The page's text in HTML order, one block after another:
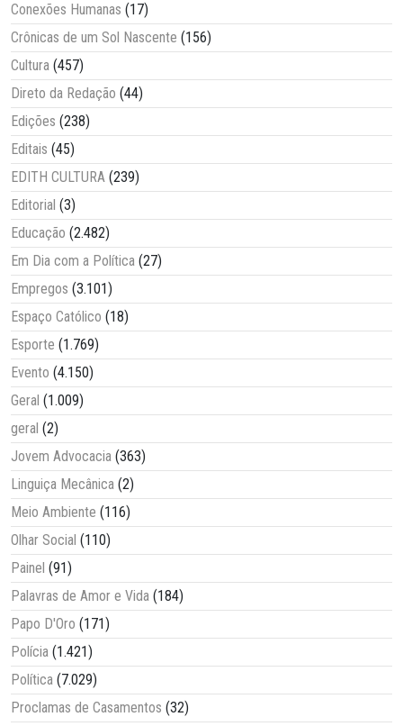
Conexões Humanas (17)
Crônicas de um Sol Nascente (156)
Cultura (457)
Direto da Redação (44)
Edições (238)
Editais (45)
EDITH CULTURA (239)
Editorial (3)
Educação (2.482)
Em Dia com a Política (27)
Empregos (3.101)
Espaço Católico (18)
Esporte (1.769)
Evento (4.150)
Geral (1.009)
geral (2)
Jovem Advocacia (363)
Linguiça Mecânica (2)
Meio Ambiente (116)
Olhar Social (110)
Painel (91)
Palavras de Amor e Vida (184)
Papo D'Oro (171)
Polícia (1.421)
Política (7.029)
Proclamas de Casamentos (32)